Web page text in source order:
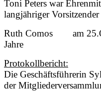
Toni Peters war
langjähriger Vorsitzender
Ruth Comos am
Jahre
Protokollbericht:
Die Geschäftsführerin
der